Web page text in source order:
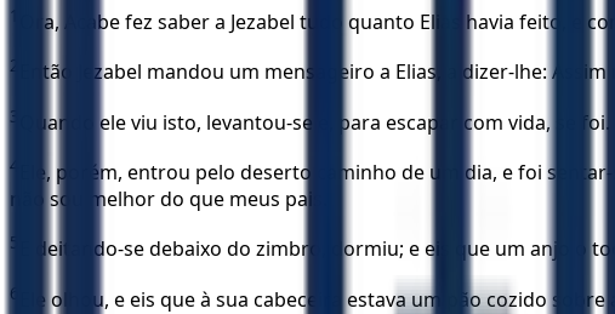
1 Ora, Acabe fez saber a Jezabel tudo quanto Elias havia feito, e
2 Então Jezabel mandou um mensageiro a Elias, a dizer-lhe:
3 Quando ele viu isto, levantou-se e, para escapar com vida, se
4
Ele, porém, entrou pelo deserto caminho de um dia, e foi
não sou melhor do que meus pais.
5 E deitando-se debaixo do zimbro, dormiu; e eis que um anjo o
6 Ele olhou, e eis que à sua cabeceira estava um pão cozido